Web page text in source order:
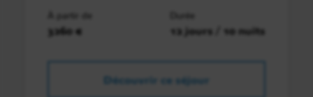
À partir de
3260 €
Durée
12 jours / 10 nuits
Découvrir ce séjour